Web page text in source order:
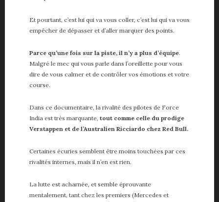
Et pourtant, c’est lui qui va vous coller, c’est lui qui va vous
empêcher de dépasser et d’aller marquer des points.
Parce qu’une fois sur la piste, il n’y a plus d’équipe.
Malgré le mec qui vous parle dans l’oreillette pour vous
dire de vous calmer et de contrôler vos émotions et votre
course.
Dans ce documentaire, la rivalité des pilotes de Force
India est très marquante, tout comme celle du prodige
Verstappen et de l’Australien Ricciardo chez Red Bull.
Certaines écuries semblent être moins touchées par ces
rivalités internes, mais il n’en est rien.
La lutte est acharnée, et semble éprouvante
mentalement, tant chez les premiers (Mercedes et